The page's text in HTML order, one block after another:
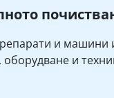
и машини
и